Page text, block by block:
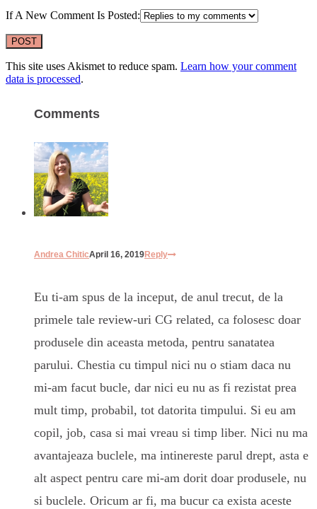
If A New Comment Is Posted:
This site uses Akismet to reduce spam. Learn how your comment
data is processed.
Comments
Andrea ChiticApril 16, 2019Reply
Eu ti-am spus de la inceput, de anul trecut, de la
primele tale review-uri CG related, ca folosesc doar
produsele din aceasta metoda, pentru sanatatea
parului. Chestia cu timpul nici nu o stiam daca nu
mi-am facut bucle, dar nici eu nu as fi rezistat prea
mult timp, probabil, tot datorita timpului. Si eu am
copil, job, casa si mai vreau si timp liber. Nici nu ma
avantajeaza buclele, ma intinereste parul drept, asta e
alt aspect pentru care mi-am dorit doar produsele, nu
si buclele. Oricum ar fi, ma bucur ca exista aceste